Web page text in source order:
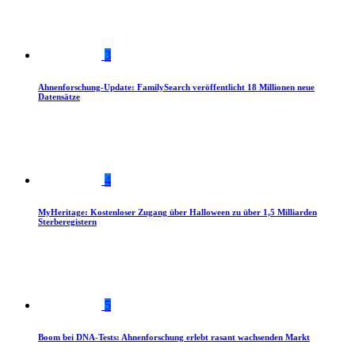
3
Ahnenforschung-Update: FamilySearch veröffentlicht 18 Millionen neue
Datensätze
4
MyHeritage: Kostenloser Zugang über Halloween zu über 1,5 Milliarden
Sterberegistern
5
Boom bei DNA-Tests: Ahnenforschung erlebt rasant wachsenden Markt